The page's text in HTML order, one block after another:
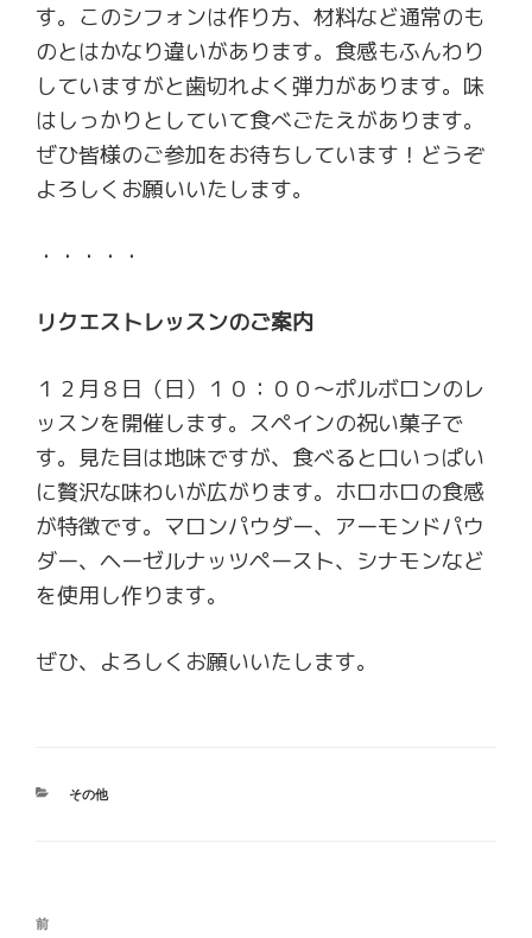
す。このシフォンは作り方、材料など通常のも
のとはかなり違いがあります。食感もふんわり
していますがと歯切れよく弾力があります。味
はしっかりとしていて食べごたえがあります。
ぜひ皆様のご参加をお待ちしています！どうぞ
よろしくお願いいたします。
・・・・・
リクエストレッスンのご案内
１２月８日（日）１０：００～ポルボロンのレ
ッスンを開催します。スペインの祝い菓子で
す。見た目は地味ですが、食べると口いっぱい
に贅沢な味わいが広がります。ホロホロの食感
が特徴です。マロンパウダー、アーモンドパウ
ダー、ヘーゼルナッツペースト、シナモンなど
を使用し作ります。
ぜひ、よろしくお願いいたします。
カ
その他
投
前
前